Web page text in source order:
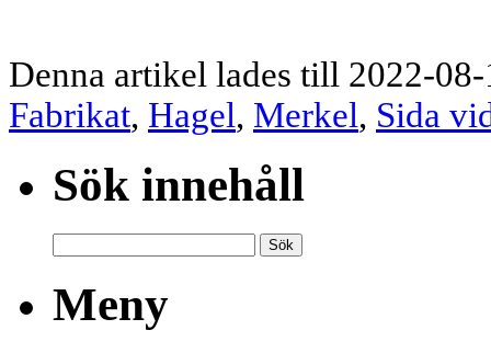
Denna artikel lades till 2022-
Fabrikat, Hagel, Merkel, Sida
Sök innehåll
Meny